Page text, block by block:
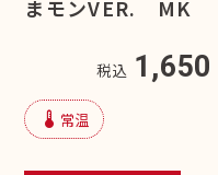
まモンVER. MK
税込 1,650
device_thermostat 常温